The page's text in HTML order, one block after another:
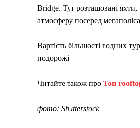
Bridge. Тут розташовані
атмосферу посеред
Вартість більшості водних
подорожі.
Читайте також про Топ
фото: Shutterstock